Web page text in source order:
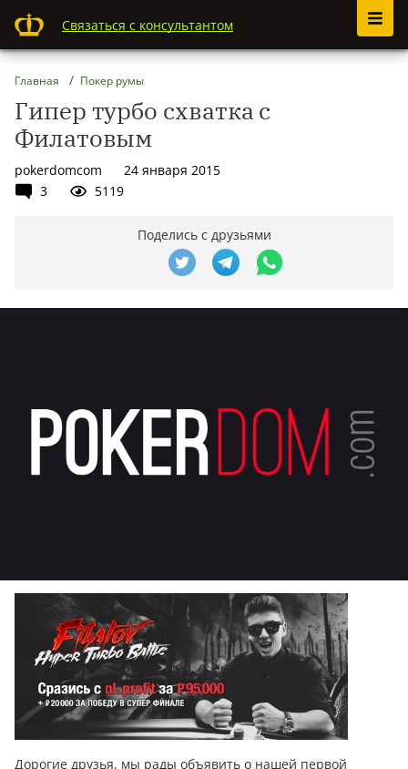
Связаться с консультантом
Главная Покер румы
Гипер турбо схватка с
Филатовым
pokerdomcom
24 января 2015
3
5119
Поделись с друзьями
Дорогие друзья, мы рады объявить о нашей первой